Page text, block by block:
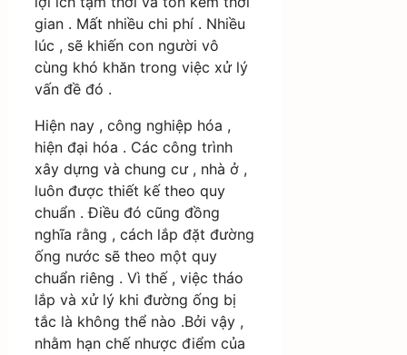
gian . Mất nhiều chi phí . Nhiều
lúc , sẽ khiến con người vô
cùng khó khăn trong việc xử lý
vấn đề đó .
Hiện nay , công nghiệp hóa ,
hiện đại hóa . Các công trình
xây dựng và chung cư , nhà ở ,
luôn được thiết kế theo quy
chuẩn . Điều đó cũng đồng
nghĩa rằng , cách lắp đặt đường
ống nước sẽ theo một quy
chuẩn riêng . Vì thế , việc tháo
lắp và xử lý khi đường ống bị
tắc là không thể nào .Bởi vậy ,
nhằm hạn chế nhược điểm của